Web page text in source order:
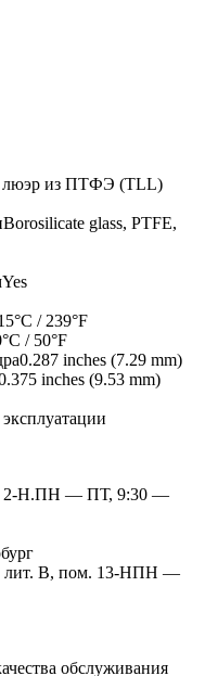
люэр из ПТФЭ (TLL)
Borosilicate glass, PTFE,
Yes
/ 239°F
/ 50°F
0.287 inches (7.29 mm)
inches (9.53 mm)
2-Н.ПН — ПТ, 9:30 —
лит. В, пом. 13-НПН —
обслуживания